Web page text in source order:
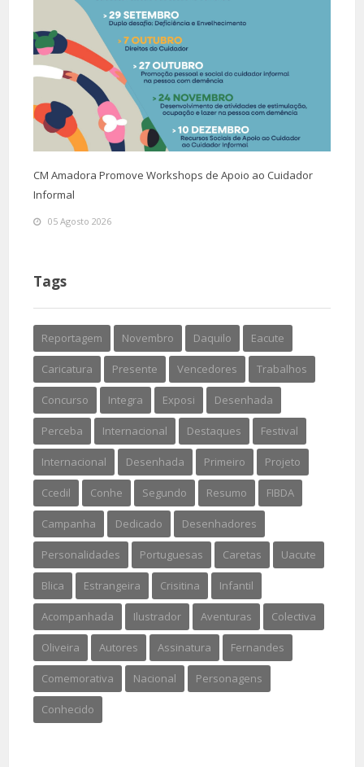
CM Amadora Promove Workshops de Apoio ao Cuidador
Informal
05 Agosto 2026
Tags
Reportagem Novembro Daquilo Eacute
Caricatura Presente Vencedores Trabalhos
Concurso Integra Exposi Desenhada
Perceba Internacional Destaques Festival
Internacional Desenhada Primeiro Projeto
Ccedil Conhe Segundo Resumo FIBDA
Campanha Dedicado Desenhadores
Personalidades Portuguesas Caretas Uacute
Blica Estrangeira Crisitina Infantil
Acompanhada Ilustrador Aventuras Colectiva
Oliveira Autores Assinatura Fernandes
Comemorativa Nacional Personagens
Conhecido